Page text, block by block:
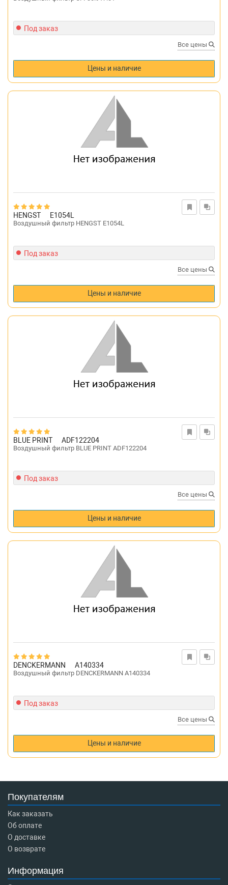
Под заказ
Все цены
Цены и наличие
HENGST E1054L
Воздушный фильтр HENGST E1054L
Под заказ
Все цены
Цены и наличие
BLUE PRINT ADF122204
Воздушный фильтр BLUE PRINT ADF122204
Под заказ
Все цены
Цены и наличие
DENCKERMANN A140334
Воздушный фильтр DENCKERMANN A140334
Под заказ
Все цены
Цены и наличие
Покупателям
Как заказать
Об оплате
О доставке
О возврате
Информация